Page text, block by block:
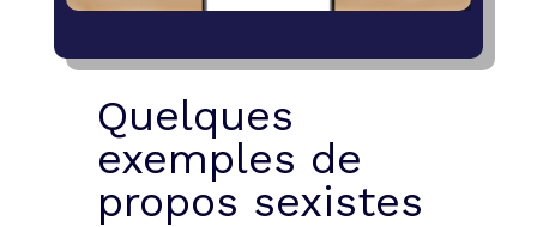
Quelques
exemples de
propos sexistes